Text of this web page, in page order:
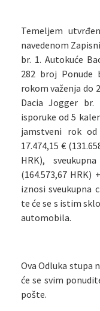
Temeljem
navedenom
br. 1. Autokuće
282 broj Ponude
rokom važenja do
Dacia Jogger br.
isporuke od 5
jamstveni rok
17.474,15 €
HRK),
(164.573,67 HRK)
iznosi sveukupna
te će se s istim
automobila.
Ova Odluka stupa
će se svim
pošte.